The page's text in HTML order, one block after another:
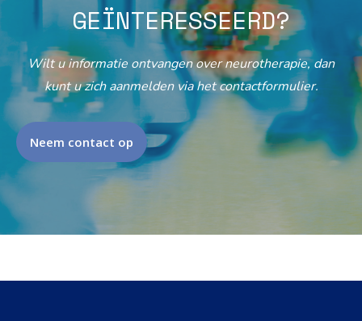
GEÏNTERESSEERD?
Wilt u informatie ontvangen over neurotherapie, dan
kunt u zich aanmelden via het contactformulier.
Neem contact op